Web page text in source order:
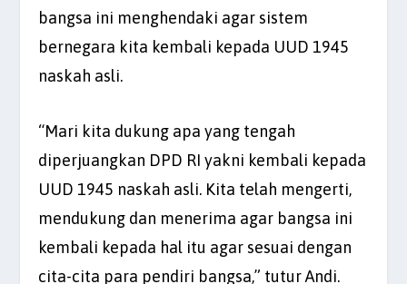
bangsa ini menghendaki agar sistem
bernegara kita kembali kepada UUD 1945
naskah asli.
“Mari kita dukung apa yang tengah
diperjuangkan DPD RI yakni kembali kepada
UUD 1945 naskah asli. Kita telah mengerti,
mendukung dan menerima agar bangsa ini
kembali kepada hal itu agar sesuai dengan
cita-cita para pendiri bangsa,” tutur Andi.